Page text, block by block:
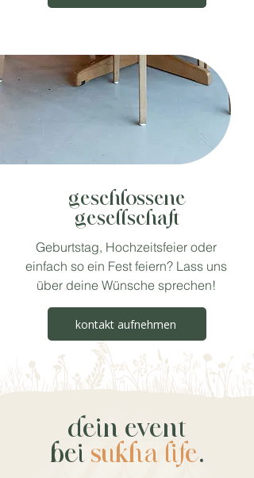
geschlossene
gesellschaft
Geburtstag, Hochzeitsfeier oder
einfach so ein Fest feiern? Lass uns
über deine Wünsche sprechen!
kontakt aufnehmen
dein event
beisukha life.